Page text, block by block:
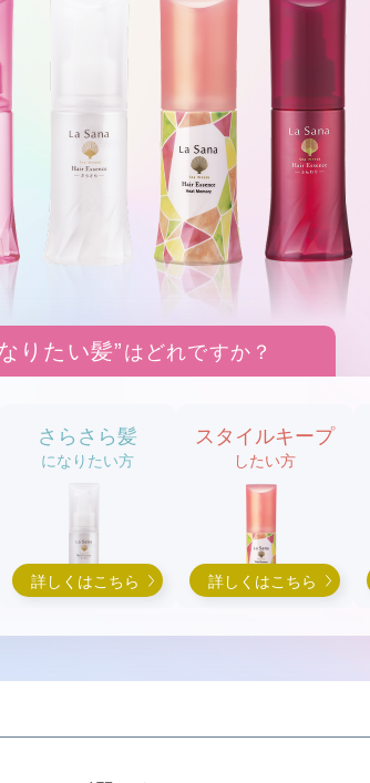
りたい髪” はどれですか？
さらさら髪
になりたい方
詳しくはこちら
スタイルキープ
したい方
詳しくはこちら